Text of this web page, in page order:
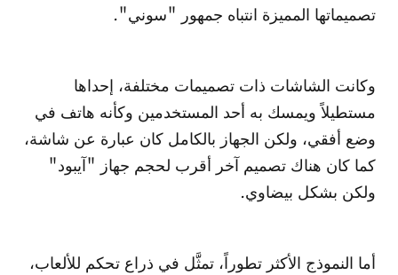
تصميماتها المميزة انتباه جمهور "سوني".
وكانت الشاشات ذات تصميمات مختلفة، إحداها
مستطيلاً ويمسك به أحد المستخدمين وكأنه هاتف في
وضع أفقي، ولكن الجهاز بالكامل كان عبارة عن شاشة،
كما كان هناك تصميم آخر أقرب لحجم جهاز "آيبود"
ولكن بشكل بيضاوي.
أما النموذج الأكثر تطوراً، تمثَّل في ذراع تحكم للألعاب،